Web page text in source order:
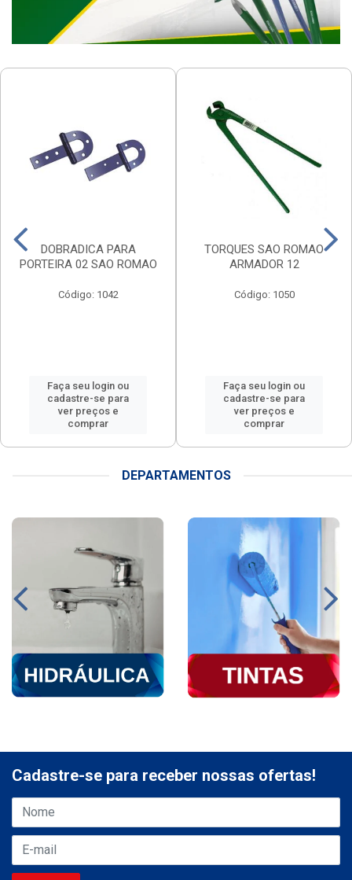
DOBRADICA PARA
PORTEIRA 02 SAO ROMAO
Código: 1042
Faça seu login ou
cadastre-se para
ver preços e
comprar
TORQUES SAO ROMAO
ARMADOR 12
Código: 1050
Faça seu login ou
cadastre-se para
ver preços e
comprar
DEPARTAMENTOS
Cadastre-se para receber nossas ofertas!